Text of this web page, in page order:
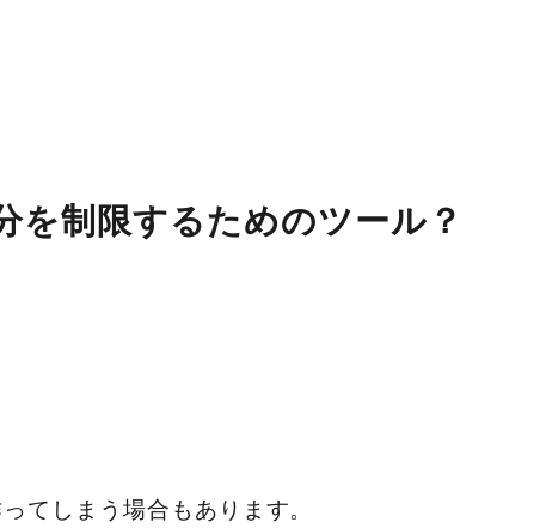
を制限するためのツール？
てしまう場合もあります。